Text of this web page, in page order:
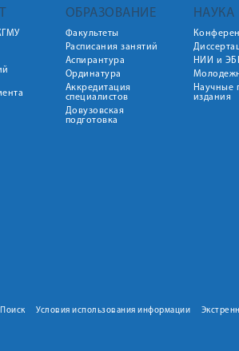
ОБРАЗОВАНИЕ
Факультеты
Расписания занятий
Аспирантура
Ординатура
Аккредитация
специалистов
Довузовская
подготовка
НАУКА
НИИ и
Научные
издания
Поиск Условия использования информации